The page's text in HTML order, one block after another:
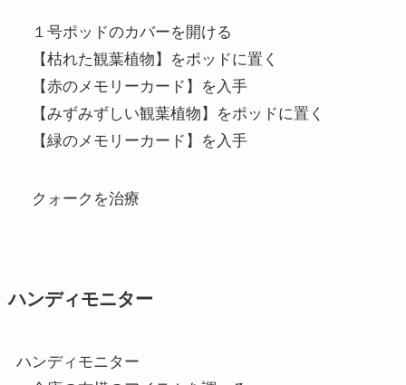
１号ポッドのカバーを開ける
【枯れた観葉植物】をポッドに置く
【赤のメモリーカード】を入手
【みずみずしい観葉植物】をポッドに置く
【緑のメモリーカード】を入手
クォークを治療
ハンディモニター
ハンディモニター